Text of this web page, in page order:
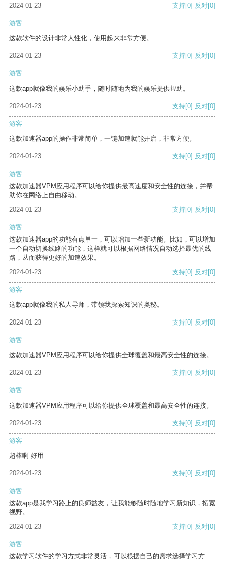
2024-01-23 支持[0] 反对[0]
游客
这款软件的设计非常人性化，使用起来非常方便。
2024-01-23 支持[0] 反对[0]
游客
这款app就像我的娱乐小助手，随时随地为我的娱乐提供帮助。
2024-01-23 支持[0] 反对[0]
游客
这款加速器app的操作非常简单，一键加速就能开启，非常方便。
2024-01-23 支持[0] 反对[0]
游客
这款加速器VPM应用程序可以给你提供最高速度和安全性的连接，并帮
助你在网络上自由移动。
2024-01-23
支持[0] 反对[0]
游客
这款加速器app的功能有点单一，可以增加一些新功能。比如，可以增加
一个自动切换线路的功能，这样就可以根据网络情况自动选择最优的线
路，从而获得更好的加速效果。
2024-01-23
支持[0] 反对[0]
游客
这款app就像我的私人导师，带领我探索知识的奥秘。
2024-01-23 支持[0] 反对[0]
游客
这款加速器VPM应用程序可以给你提供全球覆盖和最高安全性的连接。
2024-01-23 支持[0] 反对[0]
游客
这款加速器VPM应用程序可以给你提供全球覆盖和最高安全性的连接。
2024-01-23 支持[0] 反对[0]
游客
超棒啊 好用
2024-01-23 支持[0] 反对[0]
游客
这款app是我学习路上的良师益友，让我能够随时随地学习新知识，拓宽
视野。
2024-01-23
支持[0] 反对[0]
游客
这款学习软件的学习方式非常灵活，可以根据自己的需求选择学习方